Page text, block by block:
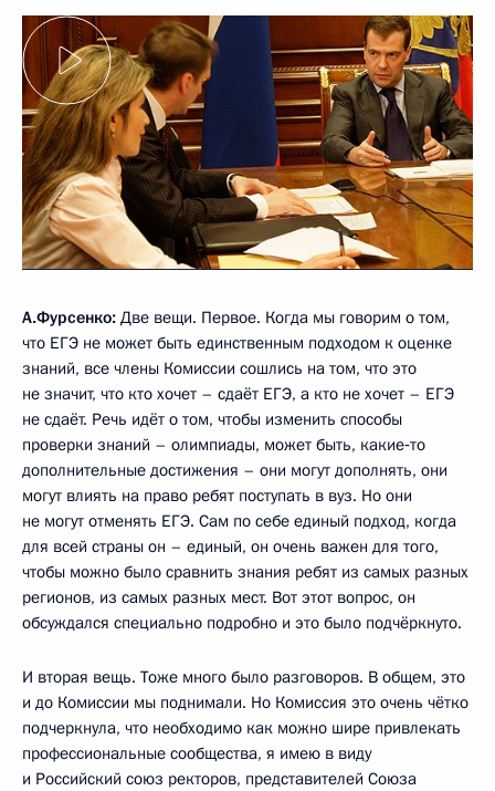
А.Фурсенко: Две вещи. Первое. Когда мы говорим о том,
что ЕГЭ не может быть единственным подходом к оценке
знаний, все члены Комиссии сошлись на том, что это
не значит, что кто хочет – сдаёт ЕГЭ, а кто не хочет – ЕГЭ
не сдаёт. Речь идёт о том, чтобы изменить способы
проверки знаний – олимпиады, может быть, какие‑то
дополнительные достижения – они могут дополнять, они
могут влиять на право ребят поступать в вуз. Но они
не могут отменять ЕГЭ. Сам по себе единый подход, когда
для всей страны он – единый, он очень важен для того,
чтобы можно было сравнить знания ребят из самых разных
регионов, из самых разных мест. Вот этот вопрос, он
обсуждался специально подробно и это было подчёркнуто.
И вторая вещь. Тоже много было разговоров. В общем, это
и до Комиссии мы поднимали. Но Комиссия это очень чётко
подчеркнула, что необходимо как можно шире привлекать
профессиональные сообщества, я имею в виду
и Российский союз ректоров, представителей Союза